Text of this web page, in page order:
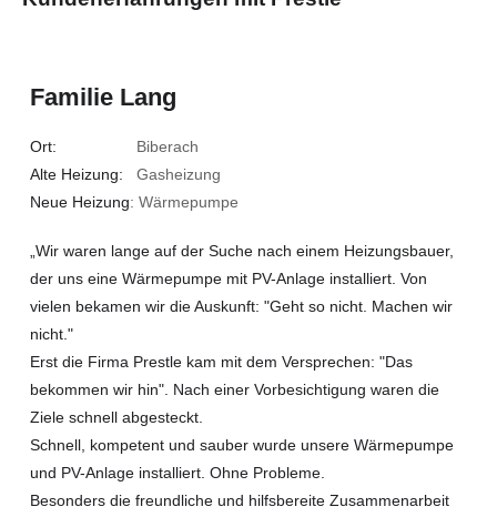
Familie Lang
Ort: Biberach
Alte Heizung: Gasheizung
Neue Heizung: Wärmepumpe
„Wir waren lange auf der Suche nach einem Heizungsbauer,
der uns eine Wärmepumpe mit PV-Anlage installiert. Von
vielen bekamen wir die Auskunft: "Geht so nicht. Machen wir
nicht."
Erst die Firma Prestle kam mit dem Versprechen: "Das
bekommen wir hin". Nach einer Vorbesichtigung waren die
Ziele schnell abgesteckt.
Schnell, kompetent und sauber wurde unsere Wärmepumpe
und PV-Anlage installiert. Ohne Probleme.
Besonders die freundliche und hilfsbereite Zusammenarbeit